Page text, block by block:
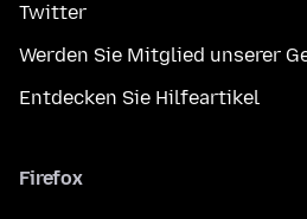
Twitter
Werden Sie Mitglied unserer
Entdecken Sie Hilfeartikel
Firefox